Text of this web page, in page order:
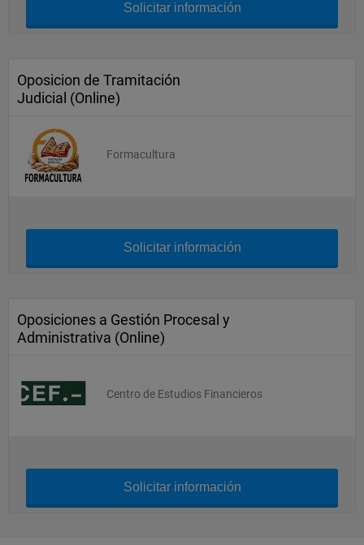
Solicitar información
Oposicion de Tramitación
Judicial (Online)
Formacultura
Solicitar información
Oposiciones a Gestión Procesal y
Administrativa (Online)
Centro de Estudios Financieros
Solicitar información